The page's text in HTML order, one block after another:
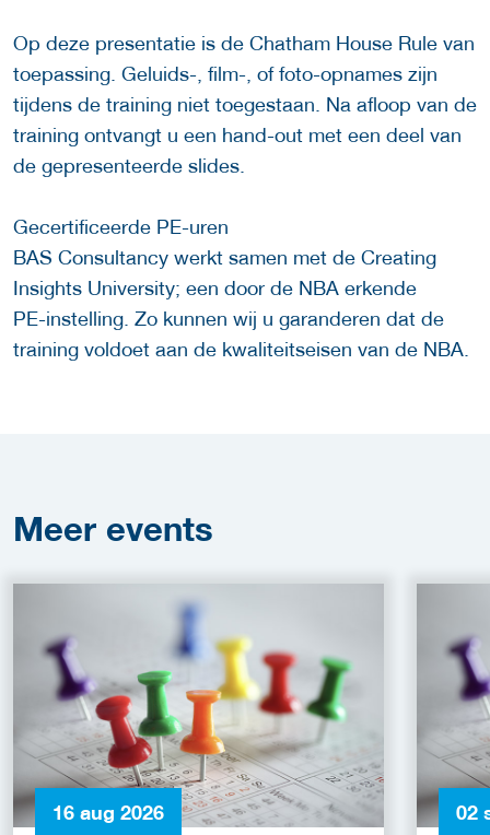
Op deze presentatie is de Chatham House Rule van
toepassing. Geluids-, film-, of foto-opnames zijn
tijdens de training niet toegestaan. Na afloop van de
training ontvangt u een hand-out met een deel van
de gepresenteerde slides.
Gecertificeerde PE-uren
BAS Consultancy werkt samen met de Creating
Insights University; een door de NBA erkende
PE-instelling. Zo kunnen wij u garanderen dat de
training voldoet aan de kwaliteitseisen van de NBA.
Meer events
16 aug 2026 02